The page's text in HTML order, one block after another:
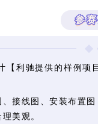
参
【利驰提供的样例
接线图、安装布置
美观。